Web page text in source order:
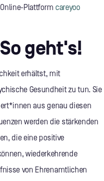
Plattform careyoo
geht's!
erhältst, mit
Gesundheit zu tun. Sie
aus genau diesen
werden die stärkenden
die eine positive
wiederkehrende
von Ehrenamtlichen